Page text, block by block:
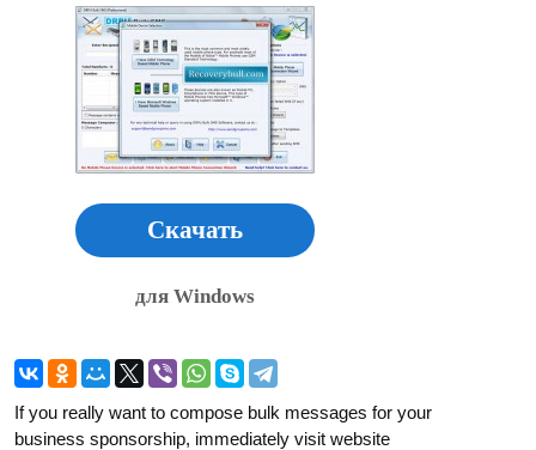
Скачать
для Windows
If you really want to compose bulk messages for your
business sponsorship, immediately visit website